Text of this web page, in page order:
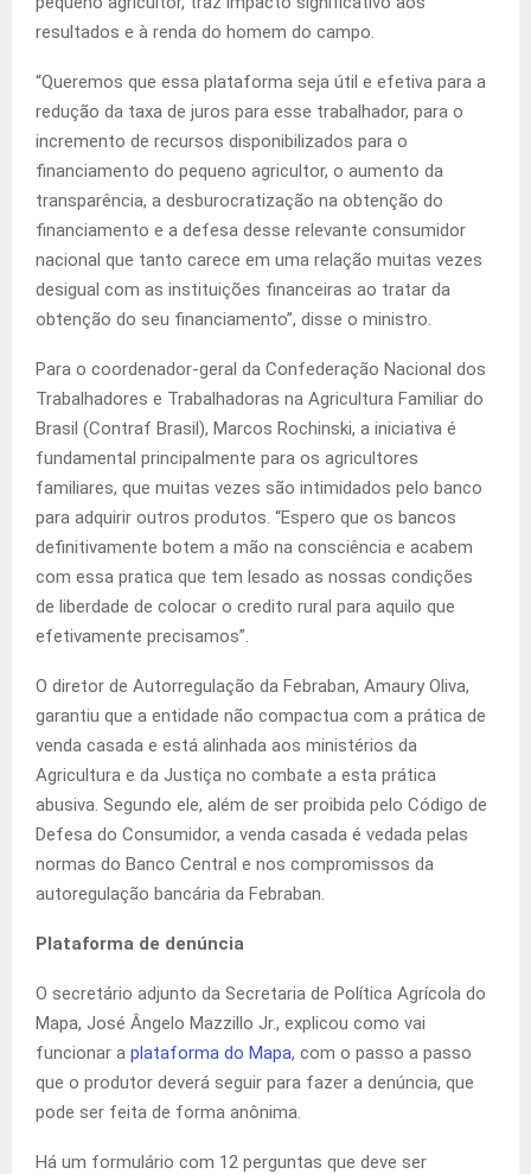
resultados e à renda do homem do campo.
“Queremos que essa plataforma seja útil e efetiva para a
redução da taxa de juros para esse trabalhador, para o
incremento de recursos disponibilizados para o
financiamento do pequeno agricultor, o aumento da
transparência, a desburocratização na obtenção do
financiamento e a defesa desse relevante consumidor
nacional que tanto carece em uma relação muitas vezes
desigual com as instituições financeiras ao tratar da
obtenção do seu financiamento”, disse o ministro.
Para o coordenador-geral da Confederação Nacional dos
Trabalhadores e Trabalhadoras na Agricultura Familiar do
Brasil (Contraf Brasil), Marcos Rochinski, a iniciativa é
fundamental principalmente para os agricultores
familiares, que muitas vezes são intimidados pelo banco
para adquirir outros produtos. “Espero que os bancos
definitivamente botem a mão na consciência e acabem
com essa pratica que tem lesado as nossas condições
de liberdade de colocar o credito rural para aquilo que
efetivamente precisamos”.
O diretor de Autorregulação da Febraban, Amaury Oliva,
garantiu que a entidade não compactua com a prática de
venda casada e está alinhada aos ministérios da
Agricultura e da Justiça no combate a esta prática
abusiva. Segundo ele, além de ser proibida pelo Código de
Defesa do Consumidor, a venda casada é vedada pelas
normas do Banco Central e nos compromissos da
autoregulação bancária da Febraban.
Plataforma de denúncia
O secretário adjunto da Secretaria de Política Agrícola do
Mapa, José Ângelo Mazzillo Jr., explicou como vai
funcionar a plataforma do Mapa, com o passo a passo
que o produtor deverá seguir para fazer a denúncia, que
pode ser feita de forma anônima.
Há um formulário com 12 perguntas que deve ser